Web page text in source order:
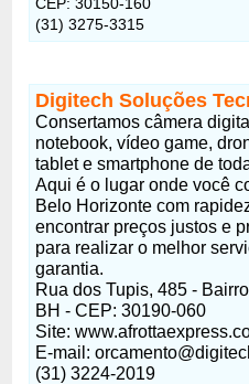
(31) 3275-3315
Digitech Soluções
Consertamos câmera
notebook, vídeo game,
tablet e smartphone de
Aqui é o lugar onde você
Belo Horizonte com
encontrar preços justos e
para realizar o melhor
garantia.
Rua dos Tupis, 485 -
BH - CEP: 30190-060
Site:
E-mail:
(31) 3224-2019